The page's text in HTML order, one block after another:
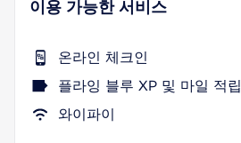
이용 가능한 서비스
온라인 체크인
플라잉 블루 XP 및 마일 적립
와이파이